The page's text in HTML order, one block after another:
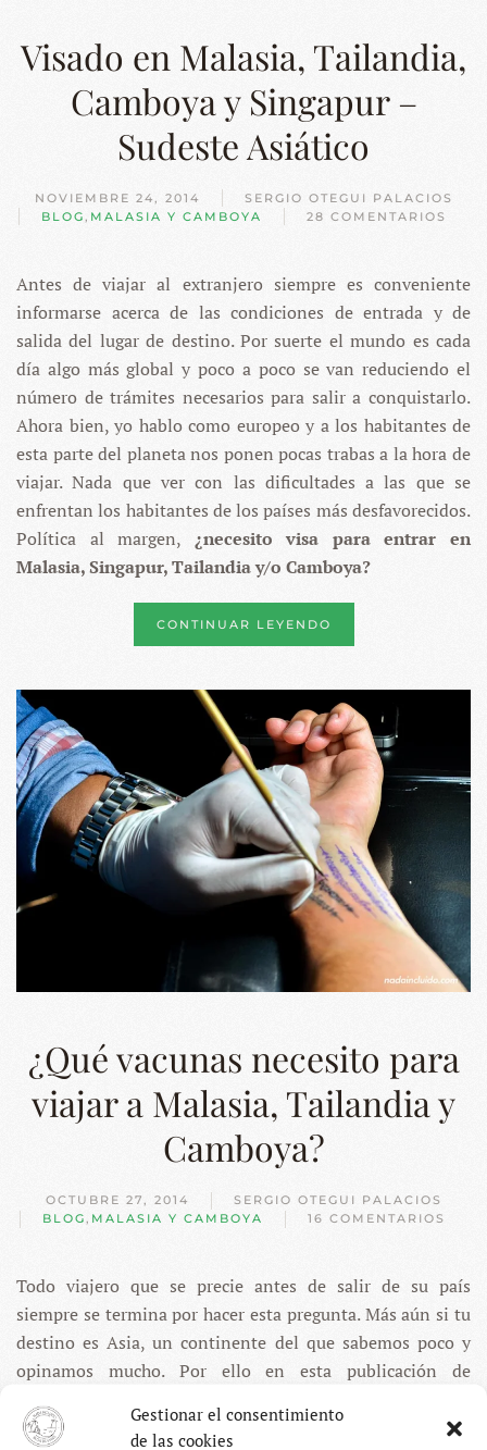
Gestionar el consentimiento
de las cookies
Visado en Malasia, Tailandia,
Camboya y Singapur –
Sudeste Asiático
NOVIEMBRE 24, 2014
SERGIO OTEGUI PALACIOS
BLOG , MALASIA Y CAMBOYA 28 COMENTARIOS
EN
MALASIA,
TAILANDIA,
CAMBOYA
Y
–
SUDESTE
ASIÁTICO
Antes de viajar al extranjero siempre es conveniente
informarse acerca de las condiciones de entrada y de
salida del lugar de destino. Por suerte el mundo es cada
día algo más global y poco a poco se van reduciendo el
número de trámites necesarios para salir a conquistarlo.
Ahora bien, yo hablo como europeo y a los habitantes de
esta parte del planeta nos ponen pocas trabas a la hora de
viajar. Nada que ver con las dificultades a las que se
enfrentan los habitantes de los países más desfavorecidos.
Política al margen, ¿necesito visa para entrar en
Malasia, Singapur, Tailandia y/o Camboya?
CONTINUAR LEYENDO
¿Qué vacunas necesito para
viajar a Malasia, Tailandia y
Camboya?
OCTUBRE 27, 2014
SERGIO OTEGUI PALACIOS
BLOG, MALASIA Y CAMBOYA 16 COMENTARIOS
EN
NECESITO
VIAJAR
A
MALASIA,
TAILANDIA
CAMBOYA?
Todo viajero que se precie antes de salir de su país
siempre se termina por hacer esta pregunta. Más aún si tu
destino es Asia, un continente del que sabemos poco y
opinamos mucho. Por ello en esta publicación de
hablaros sobre lasvacunas necesarias para Malasia,